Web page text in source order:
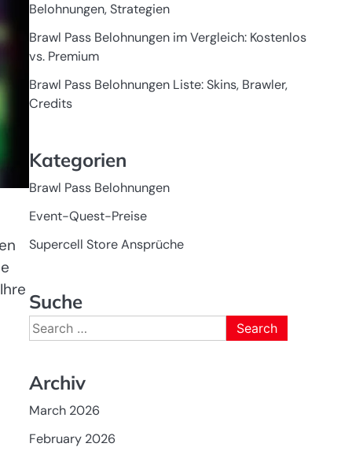
Belohnungen, Strategien
Brawl Pass Belohnungen im Vergleich: Kostenlos
vs. Premium
Brawl Pass Belohnungen Liste: Skins, Brawler,
Credits
Kategorien
Brawl Pass Belohnungen
Event-Quest-Preise
Supercell Store Ansprüche
Suche
Search
for:
Archiv
March 2026
February 2026